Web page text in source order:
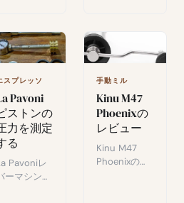
バー、
ュアル調整
ステム。
Apollo、
C40、
と比
したハイエ
ド手動グラ
ンダー。
方法、良いエ
スプレッソに
圧力が重要な
スプレッソ
Pavoni
ストンの
力を測定
る
Pavoniレ
ーマシン専
手動ミル
Kinu M47
Phoenixの
レビュー
Kinu M47
Phoenixのレ